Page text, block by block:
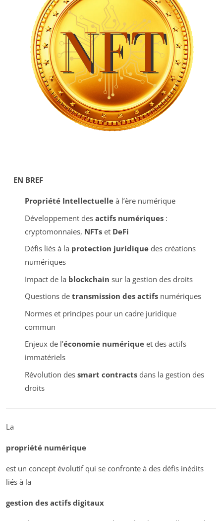
EN BREF
Propriété Intellectuelleà l’ère numérique
Développement des actifs numériques:
cryptomonnaies, NFTset DeFi
Défis liés à la protection juridiquedes créations
numériques
Impact de la blockchain sur la gestion des droits
Questions de transmission des actifsnumériques
Normes et principes pour un cadre juridique
commun
Enjeux de l’économie numériqueet des actifs
immatériels
Révolution des smart contractsdans la gestion des
droits
La
propriété numérique
est un concept évolutif qui se confronte à des défis inédits
liés à la
gestion des actifs digitaux